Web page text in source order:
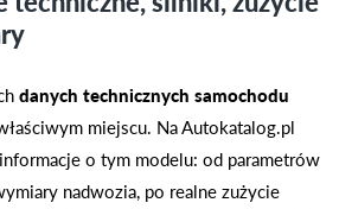
danych technicznych samochodu
miejscu. Na Autokatalog.pl
o tym modelu: od parametrów
nadwozia, po realne zużycie